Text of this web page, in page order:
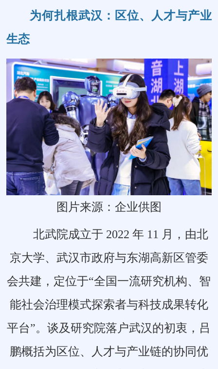
为何扎根武汉：区位、人才与产业
生态
图片来源：企业供图
北武院成立于 2022 年 11 月，由北
京大学、武汉市政府与东湖高新区管委
会共建，定位于“全国一流研究机构、智
能社会治理模式探索者与科技成果转化
平台”。谈及研究院落户武汉的初衷，吕
鹏概括为区位、人才与产业链的协同优